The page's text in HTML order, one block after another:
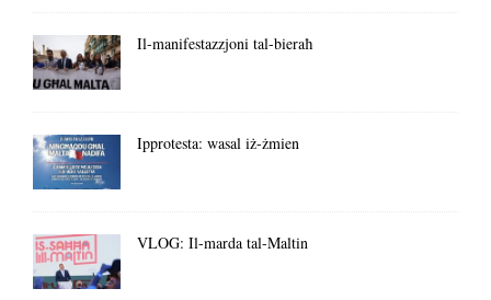
Il-manifestazzjoni tal-bieraħ
Ipprotesta: wasal iż-żmien
VLOG: Il-marda tal-Maltin